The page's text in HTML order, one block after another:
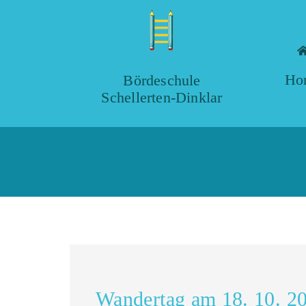
Bördeschule
Schellerten-Dinklar
Wandertag am 18. 10.